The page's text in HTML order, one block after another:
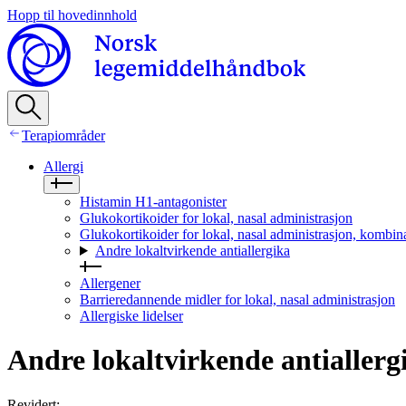
Hopp til hovedinnhold
Terapiområder
Allergi
Histamin H1‑antagonister
Glukokortikoider for lokal, nasal administrasjon
Glukokortikoider for lokal, nasal administrasjon,
Andre lokaltvirkende antiallergika
Allergener
Barrieredannende midler for lokal, nasal administrasjon
Allergiske lidelser
Andre lokaltvirkende